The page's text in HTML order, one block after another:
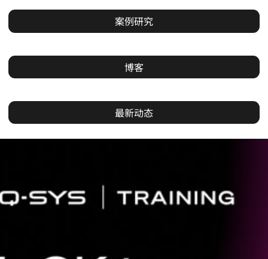
案例研究
博客
最新动态
灯
/